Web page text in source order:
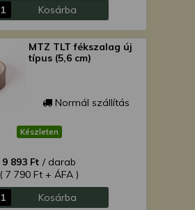
Kosárba
MTZ TLT fékszalag új
típus (5,6 cm)
Normál szállítás
Készleten
9 893 Ft / darab
( 7 790 Ft + ÁFA )
Kosárba